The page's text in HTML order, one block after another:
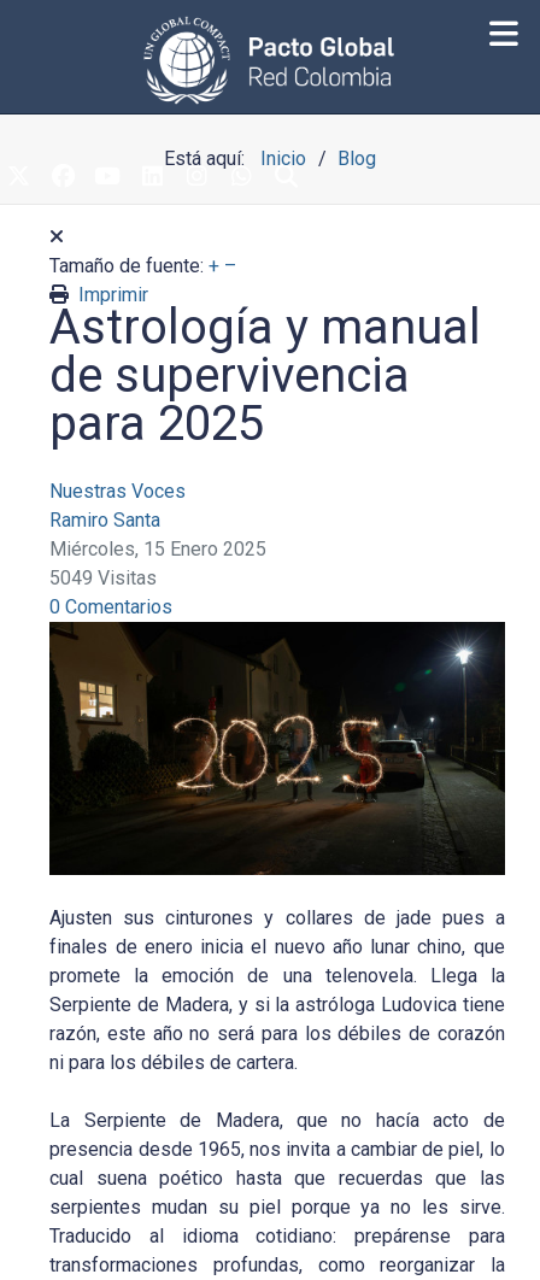
Está aquí: Inicio Blog
Tamaño de fuente: + –
Imprimir
Astrología y manual
de supervivencia
para 2025
Nuestras Voces
Ramiro Santa
Miércoles, 15 Enero 2025
5049 Visitas
0 Comentarios
Ajusten sus cinturones y collares de jade pues a
finales de enero inicia el nuevo año lunar chino, que
promete la emoción de una telenovela. Llega la
Serpiente de Madera, y si la astróloga Ludovica tiene
razón, este año no será para los débiles de corazón
ni para los débiles de cartera.
La Serpiente de Madera, que no hacía acto de
presencia desde 1965, nos invita a cambiar de piel, lo
cual suena poético hasta que recuerdas que las
serpientes mudan su piel porque ya no les sirve.
Traducido al idioma cotidiano: prepárense para
transformaciones profundas, como reorganizar la